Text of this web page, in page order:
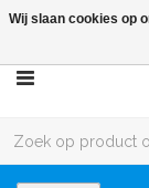
Wij slaan cookies op